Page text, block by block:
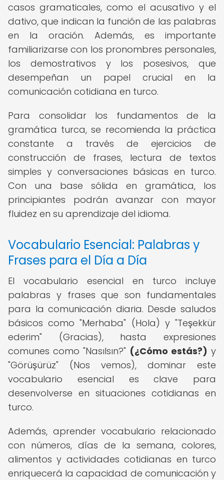
casos gramaticales, como el acusativo y el
dativo, que indican la función de las palabras
en la oración. Además, es importante
familiarizarse con los pronombres personales,
los demostrativos y los posesivos, que
desempeñan un papel crucial en la
comunicación cotidiana en turco.
Para consolidar los fundamentos de la
gramática turca, se recomienda la práctica
constante a través de ejercicios de
construcción de frases, lectura de textos
simples y conversaciones básicas en turco.
Con una base sólida en gramática, los
principiantes podrán avanzar con mayor
fluidez en su aprendizaje del idioma.
Vocabulario Esencial: Palabras y
Frases para el Día a Día
El vocabulario esencial en turco incluye
palabras y frases que son fundamentales
para la comunicación diaria. Desde saludos
básicos como "Merhaba" (Hola) y "Teşekkür
ederim" (Gracias), hasta expresiones
comunes como "Nasılsın?" (¿Cómo estás?) y
"Görüşürüz" (Nos vemos), dominar este
vocabulario esencial es clave para
desenvolverse en situaciones cotidianas en
turco.
Además, aprender vocabulario relacionado
con números, días de la semana, colores,
alimentos y actividades cotidianas en turco
enriquecerá la capacidad de comunicación y